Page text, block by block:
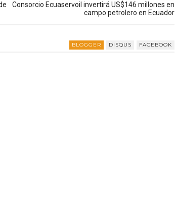
Consorcio Ecuaservoil invertirá US$146 millones en
campo petrolero en Ecuador
BLOGGER DISQUS FACEBOOK